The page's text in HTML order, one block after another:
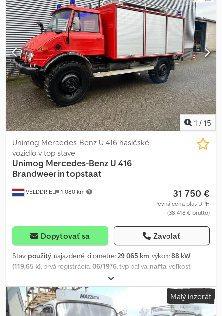
kolies Crsdpfxszax Rmj Al Tef ... a mnoho ďalšieho. ---- Vozidlo je
neopravené/nepripravené! Celoslovenské doručenie za príplatok
možné. Chyby a predaj počas predaja vyhradené. Radi od vás
odkúpime vaše vozidlo na protiúčet. Financovanie/leasing možné
aj bez akontácie! Máte ďalšie otázky? Radi vám poradíme!
1 / 15
VELDDRIEL 1 080 km
Unimog Mercedes-Benz U 416 hasičské
vozidlo v top stave
Unimog Mercedes-Benz U 416
Brandweer in topstaat
31 750 €
Pevná cena plus DPH
(38 418 € brutto)
Dopytovať sa Zavolať
Stav: použitý, najazdené kilometre:29 065 km, výkon:88 kW
(119,65 k), prvá registrácia:06/1976, typ paliva: nafta, veľkosť
, konfigurácia náprav:
3 500 mm, palivo:nafta, farba:červená, kabína vodiča:denná
kabína, typ prevodu: mechanický , počet prevodových stupňov:6,
Rok výroby:1976 , Výbava: posilňovač riadenia, prípojné
Malý inzerát